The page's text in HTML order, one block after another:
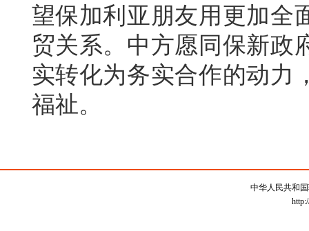
望保加利亚朋友用更加全
贸关系。中方愿同保新政
实转化为务实合作的动力
福祉。
中华人民共和